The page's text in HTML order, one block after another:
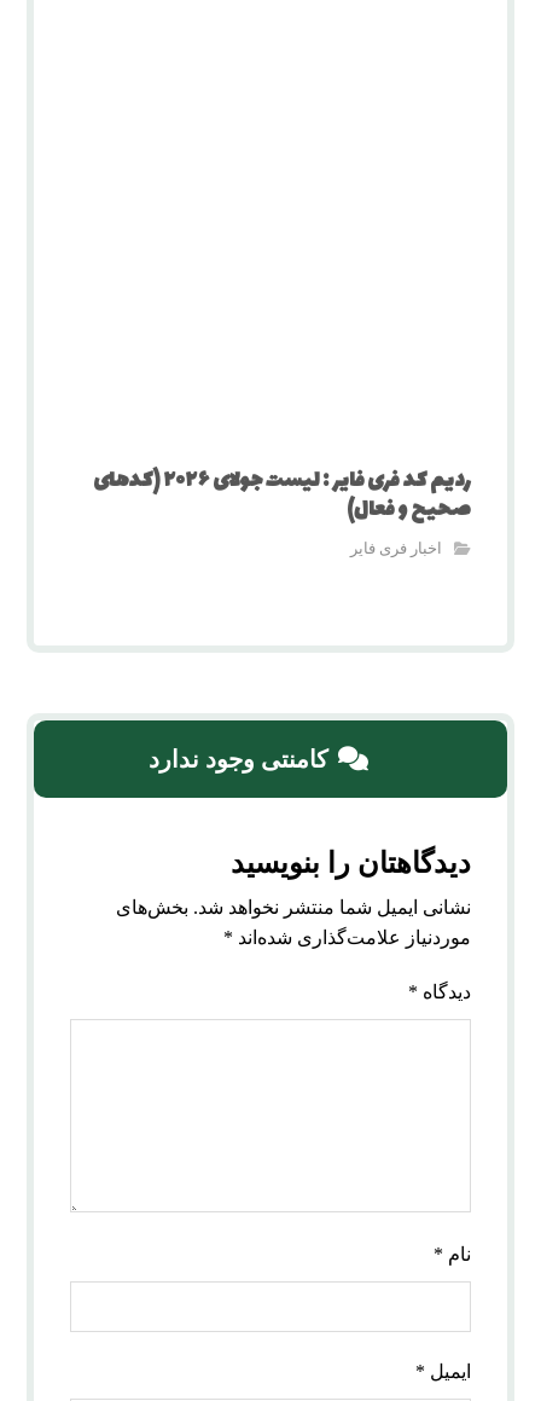
ردیم کد فری فایر : لیست جولای ۲۰۲۶ (کدهای
صحیح و فعال)
اخبار فری فایر
کامنتی وجود ندارد
دیدگاهتان را بنویسید
نشانی ایمیل شما منتشر نخواهد شد. بخش‌های
موردنیاز علامت‌گذاری شده‌اند *
دیدگاه *
نام *
ایمیل *